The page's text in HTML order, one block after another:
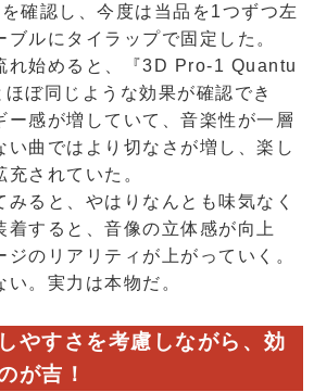
確認し、今度は当品を1つずつ左
ルにタイラップで固定した。
れ始めると、『3D Pro-1 Quantu
ぼ同じような効果が確認でき
ー感が増していて、音楽性が一層
い曲ではより切なさが増し、楽し
されていた。
ると、やはりなんとも味気なく
着すると、音像の立体感が向上
ジのリアリティが上がっていく。
。実力は本物だ。
やすさを考慮しながら、効
が吉！